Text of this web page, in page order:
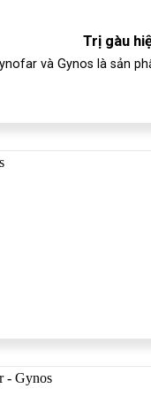
Trị gàu
và Gynos là sản